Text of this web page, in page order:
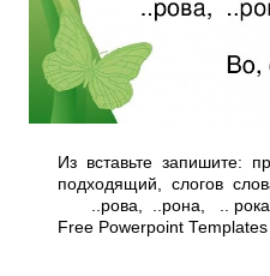
Из вставьте запишите:
подходящий, слогов
..рова, ..рона, ..
Free Powerpoint